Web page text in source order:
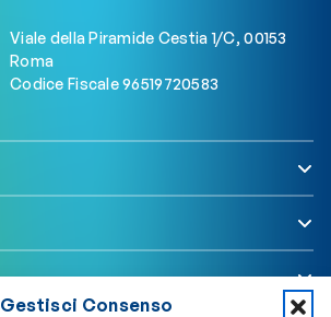
Gestisci Consenso
Viale della Piramide Cestia 1/C, 00153
Roma
Codice Fiscale 96519720583